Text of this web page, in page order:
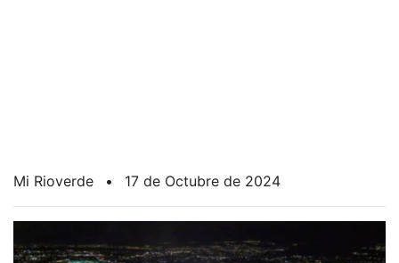
Mi Rioverde • 17 de Octubre de 2024